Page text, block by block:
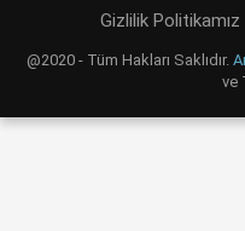
Gizlilik Politikamız
@2020 - Tüm Hakları Saklıdır.
ve